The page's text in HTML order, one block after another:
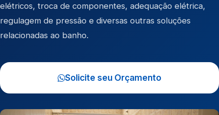
elétricos, troca de componentes, adequação elétrica,
regulagem de pressão e diversas outras soluções
relacionadas ao banho.
Solicite seu Orçamento